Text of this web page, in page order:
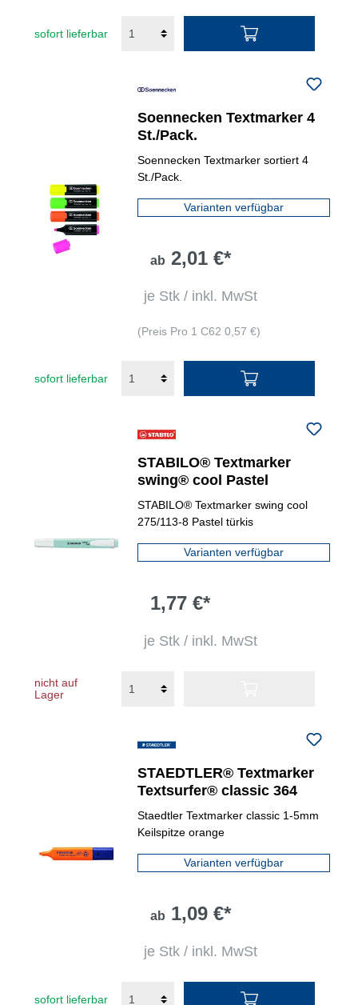
sofort lieferbar
Soennecken Textmarker 4
St./Pack.
Soennecken Textmarker sortiert 4
St./Pack.
Varianten verfügbar
ab 2,01 €*
je Stk / inkl. MwSt
(Preis Pro 1 C62 0,57 €)
sofort lieferbar
STABILO® Textmarker
swing® cool Pastel
STABILO® Textmarker swing cool
275/113-8 Pastel türkis
Varianten verfügbar
1,77 €*
je Stk / inkl. MwSt
nicht auf
Lager
STAEDTLER® Textmarker
Textsurfer® classic 364
Staedtler Textmarker classic 1-5mm
Keilspitze orange
Varianten verfügbar
ab 1,09 €*
je Stk / inkl. MwSt
sofort lieferbar